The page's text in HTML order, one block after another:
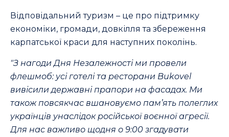
Відповідальний туризм – це про підтримку
економіки, громади, довкілля та збереження
карпатської краси для наступних поколінь.
"З нагоди Дня Незалежності ми провели
флешмоб: усі готелі та ресторани Bukovel
вивісили державні прапори на фасадах. Ми
також повсякчас вшановуємо пам’ять полеглих
українців унаслідок російської воєнної агресії.
Для нас важливо щодня о 9:00 згадувати